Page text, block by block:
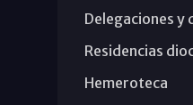
Delegaciones
Residencias
Hemeroteca